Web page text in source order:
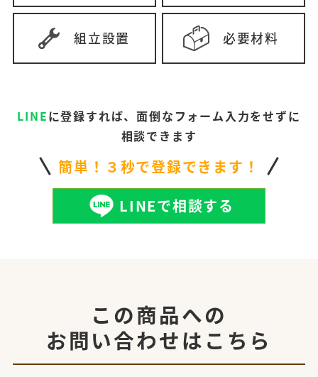
組立設置 必要材料
LINEに登録すれば、面倒なフォーム入力をせずに
相談できます
簡単！３秒で登録できます！
LINEで相談する
この商品への
お問い合わせはこちら